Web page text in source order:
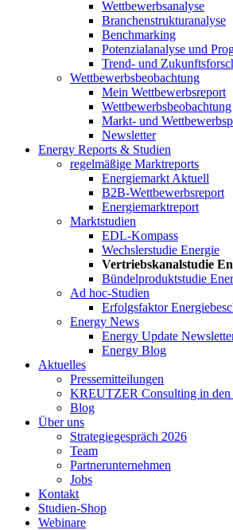
Wettbewerbsanalyse
Branchenstrukturanalyse
Benchmarking
Potenzialanalyse und
Trend- und
Wettbewerbs­beobachtung
Mein Wettbewerbsreport
Wettbewerbsbeobachtung
Markt- und
Newsletter
Energy Reports & Studien
regelmäßige Marktreports
Energiemarkt Aktuell
B2B-Wettbewerbsreport
Energiemarktreport
Marktstudien
EDL-Kompass
Wechslerstudie Energie
Vertriebskanalstudie
Bündelproduktstudie
Ad hoc-Studien
Erfolgsfaktor
Energy News
Energy Update
Energy Blog
Aktuelles
Pressemitteilungen
KREUTZER Consulting in den
Blog
Über uns
Strategiegespräch 2026
Team
Partnerunternehmen
Jobs
Kontakt
Studien-Shop
Webinare